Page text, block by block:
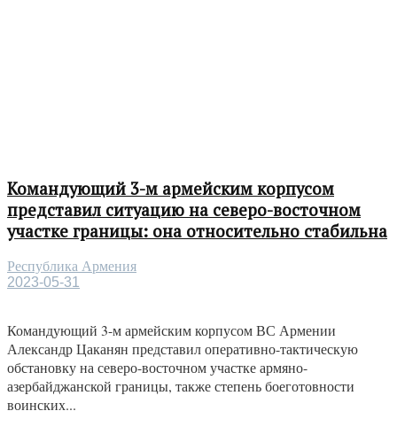
Командующий 3-м армейским корпусом
представил ситуацию на северо-восточном
участке границы: она относительно стабильна
Республика Армения
2023-05-31
Командующий 3-м армейским корпусом ВС Армении
Александр Цаканян представил оперативно-тактическую
обстановку на северо-восточном участке армяно-
азербайджанской границы, также степень боеготовности
воинских...